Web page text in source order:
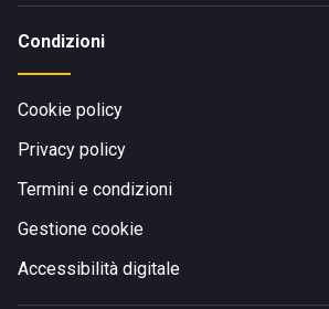
Condizioni
Cookie policy
Privacy policy
Termini e condizioni
Gestione cookie
Accessibilità digitale